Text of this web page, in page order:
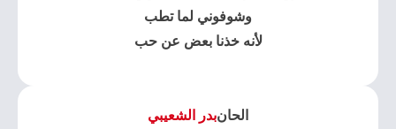
وشوفوني لما تطب
لأنه خذنا بعض عن حب
الحانبدر الشعيبي